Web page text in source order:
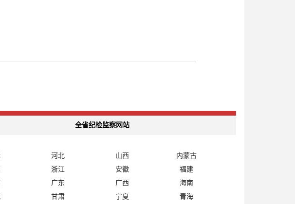
全省纪检监察网站
河北 山西
内蒙古
浙江 安徽
福建
广东 广西
海南
甘肃 宁夏 青海